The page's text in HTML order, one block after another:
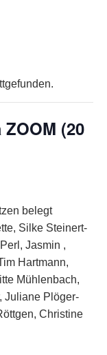
(20
belegt
Silke Steinert-
Jasmin ,
Hartmann,
Mühlenbach,
Juliane Plöger-
Christine